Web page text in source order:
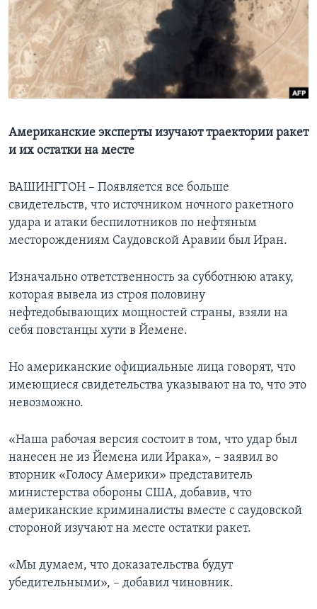
Learning English
СОЦИАЛЬНЫЕ СЕТИ
Языки
Американские эксперты изучают траектории ракет
и их остатки на месте
ВАШИНГТОН – Появляется все больше
свидетельств, что источником ночного ракетного
удара и атаки беспилотников по нефтяным
месторождениям Саудовской Аравии был Иран.
Изначально ответственность за субботнюю атаку,
которая вывела из строя половину
нефтедобывающих мощностей страны, взяли на
себя повстанцы хути в Йемене.
Но американские официальные лица говорят, что
имеющиеся свидетельства указывают на то, что это
невозможно.
«Наша рабочая версия состоит в том, что удар был
нанесен не из Йемена или Ирака», – заявил во
вторник «Голосу Америки» представитель
министерства обороны США, добавив, что
американские криминалисты вместе с саудовской
стороной изучают на месте остатки ракет.
«Мы думаем, что доказательства будут
убедительными», – добавил чиновник.